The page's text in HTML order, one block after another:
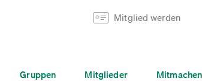
Mitglied werden
Gruppen Mitglieder Mitmachen